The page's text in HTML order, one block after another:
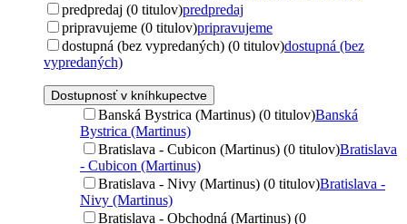
predpredaj (0 titulov)predpredaj
pripravujeme (0 titulov)pripravujeme
dostupná (bez vypredaných) (0 titulov)dostupná (bez
vypredaných)
Dostupnosť v kníhkupectve
Banská Bystrica (Martinus) (0 titulov)Banská
Bystrica (Martinus)
Bratislava - Cubicon (Martinus) (0 titulov)Bratislava
- Cubicon (Martinus)
Bratislava - Nivy (Martinus) (0 titulov)Bratislava -
Nivy (Martinus)
Bratislava - Obchodná (Martinus) (0